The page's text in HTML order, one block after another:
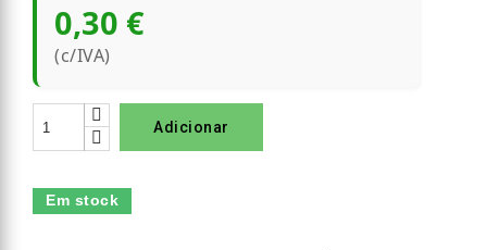
0,30 €
(c/IVA)
Adicionar
Em stock